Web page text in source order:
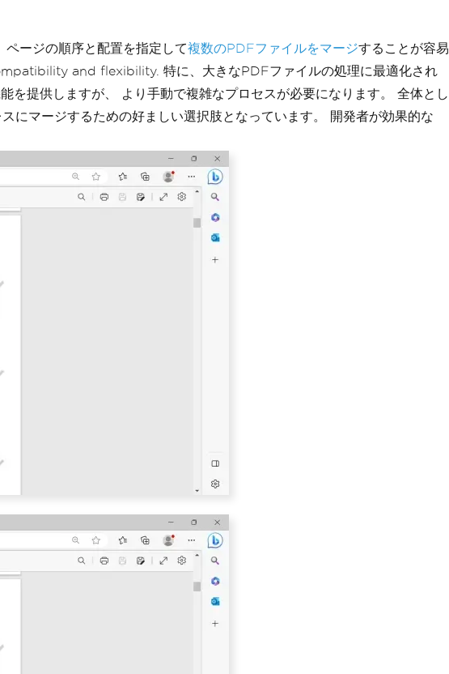
ージの順序と配置を指定して複数のPDFファイルをマージすることが容易
and flexibility. 特に、大きなPDFファイルの処理に最適化され
提供しますが、 より手動で複雑なプロセスが必要になります。 全体とし
マージするための好ましい選択肢となっています。 開発者が効果的な